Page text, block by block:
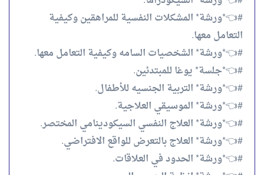
#👈*ورشة* المشكلات النفسية للمراهقين وكيفية
التعامل معها.
#👈*ورشة* الشخصيات السامه وكيفية التعامل معها.
#👈*جلسة* يوغا للمبتدئين.
#👈*ورشة* التربية الجنسيه للأطفال.
#👈*ورشة* الموسيقي العلاجية.
#👈*ورشة* العلاج النفسي السيكودينامي المختصر.
#👈*ورشة* العلاج بالتعرض للواقع الافتراضي.
#👈*ورشة* الحدود في العلاقات.